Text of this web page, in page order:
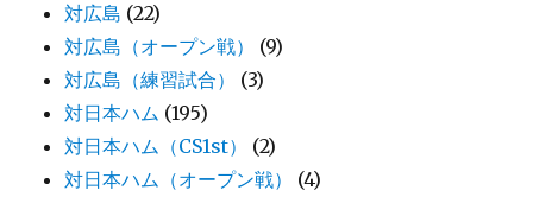
対広島 (22)
対広島（オープン戦）
(9)
対広島（練習試合）
(3)
対日本ハム (195)
対日本ハム（CS1st）
(2)
対日本ハム（オープン戦）
(4)